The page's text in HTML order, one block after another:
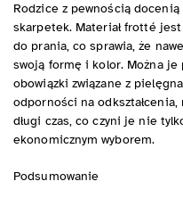
Rodzice z pewnością
skarpetek. Materiał frotté
do prania, co sprawia, że
swoją formę i kolor. Można je
obowiązki związane z
odporności na odkształcenia,
długi czas, co czyni je nie
ekonomicznym wyborem.
Podsumowanie